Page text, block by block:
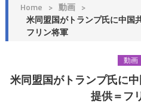
Home > 動画 >
米同盟国がトランプ氏に中国
フリン将軍
動画
米同盟国がトランプ氏に
提供＝フ